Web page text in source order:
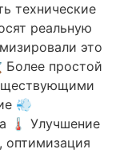
технические
реальную
это
Более простой
💨
🌡️ Улучшение
оптимизация